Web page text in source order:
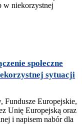
społeczne
sytuacji